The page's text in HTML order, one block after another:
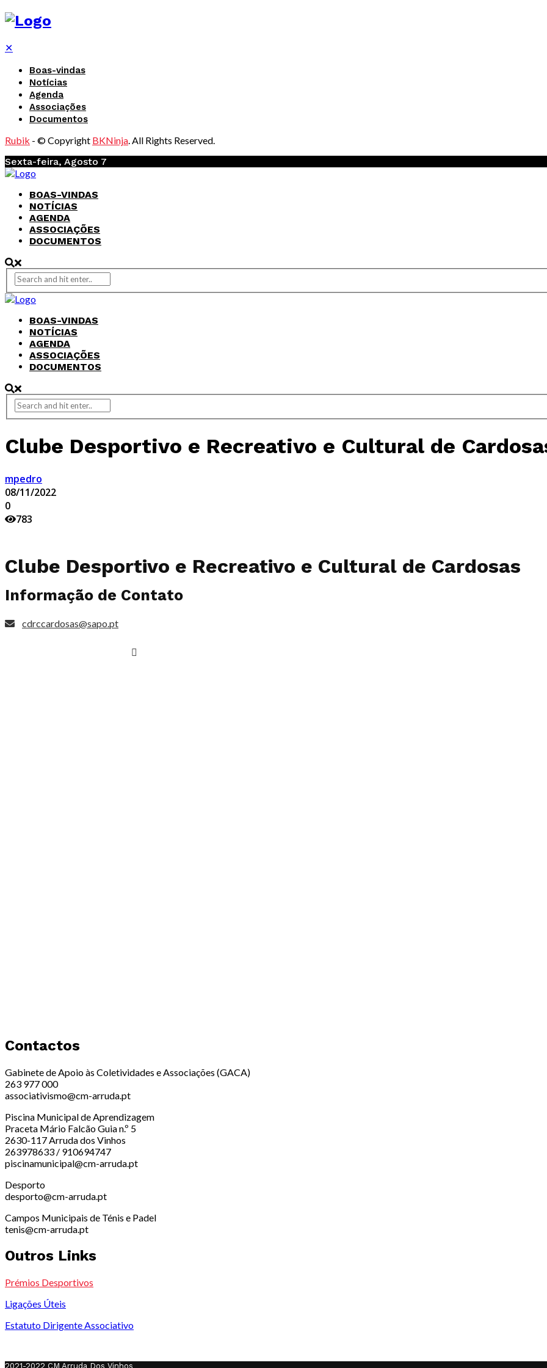
✕
Boas-vindas
Notícias
Agenda
Associações
Documentos
Rubik - © Copyright BKNinja. All Rights Reserved.
Sexta-feira, Agosto 7
BOAS-VINDAS
NOTÍCIAS
AGENDA
ASSOCIAÇÕES
DOCUMENTOS
BOAS-VINDAS
NOTÍCIAS
AGENDA
ASSOCIAÇÕES
DOCUMENTOS
Clube Desportivo e Recreativo e Cultural de
mpedro
08/11/2022
0
783
Clube Desportivo e Recreativo e Cultural de Cardosas
Informação de Contato
cdrccardosas@sapo.pt
Contactos
Gabinete de Apoio às Coletividades e Associações (GACA)
263 977 000
associativismo@cm-arruda.pt
Piscina Municipal de Aprendizagem
Praceta Mário Falcão Guia n.º 5
2630-117 Arruda dos Vinhos
263978633 / 910694747
piscinamunicipal@cm-arruda.pt
Desporto
desporto@cm-arruda.pt
Campos Municipais de Ténis e Padel
tenis@cm-arruda.pt
Outros Links
Prémios Desportivos
Ligações Úteis
Estatuto Dirigente Associativo
2021-2022 CM Arruda Dos Vinhos